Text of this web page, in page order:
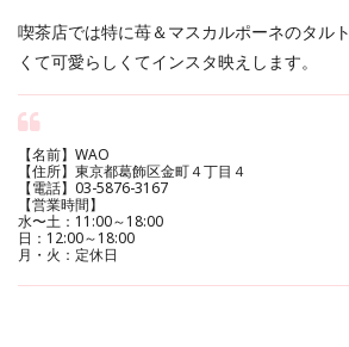
喫茶店では特に苺＆マスカルポーネのタル
くて可愛らしくてインスタ映えします。
【名前】WAO
【住所】東京都葛飾区金町４丁目４
【電話】03-5876-3167
【営業時間】
水〜土：11:00～18:00
日：12:00～18:00
月・火：定休日